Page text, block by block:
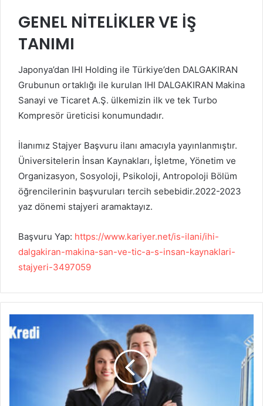
GENEL NİTELİKLER VE İŞ
TANIMI
Japonya’dan IHI Holding ile Türkiye’den DALGAKIRAN
Grubunun ortaklığı ile kurulan IHI DALGAKIRAN Makina
Sanayi ve Ticaret A.Ş. ülkemizin ilk ve tek Turbo
Kompresör üreticisi konumundadır.
İlanımız Stajyer Başvuru ilanı amacıyla yayınlanmıştır.
Üniversitelerin İnsan Kaynakları, İşletme, Yönetim ve
Organizasyon, Sosyoloji, Psikoloji, Antropoloji Bölüm
öğrencilerinin başvuruları tercih sebebidir.2022-2023
yaz dönemi stajyeri aramaktayız.
Başvuru Yap: https://www.kariyer.net/is-ilani/ihi-
dalgakiran-makina-san-ve-tic-a-s-insan-kaynaklari-
stajyeri-3497059